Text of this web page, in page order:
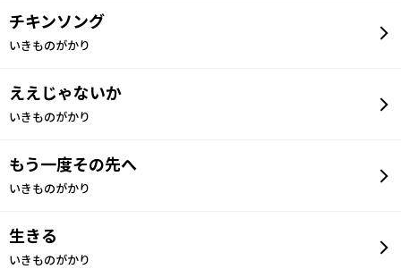
チキンソング
いきものがかり
ええじゃないか
いきものがかり
もう一度その先へ
いきものがかり
生きる
いきものがかり